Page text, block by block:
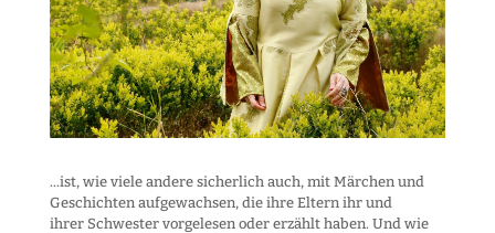
...ist, wie viele andere sicherlich auch, mit Märchen und
Geschichten aufgewachsen, die ihre Eltern ihr und
ihrer Schwester vorgelesen oder erzählt haben. Und wie